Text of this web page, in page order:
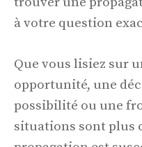
à votre question
Que vous lisiez sur
opportunité, une
possibilité ou une
situations sont plus